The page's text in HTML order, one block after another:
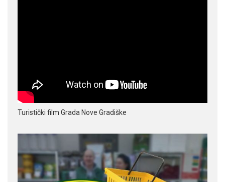
Turistički film Grada Nove Gradiške